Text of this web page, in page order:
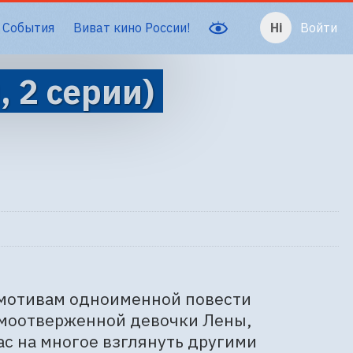
События Виват кино России! Войти
2 серии)
одноименной повести
девочки Лены,
на многое взглянуть другими